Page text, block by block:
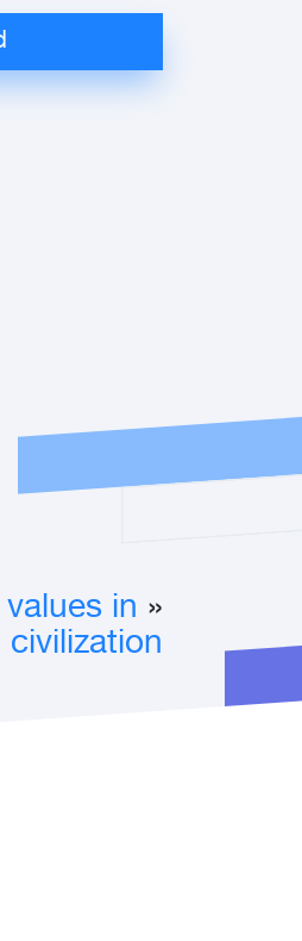
«
in
civilization